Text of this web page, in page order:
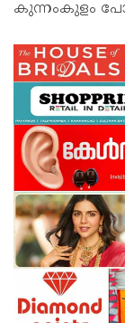
കുന്നംകുളം